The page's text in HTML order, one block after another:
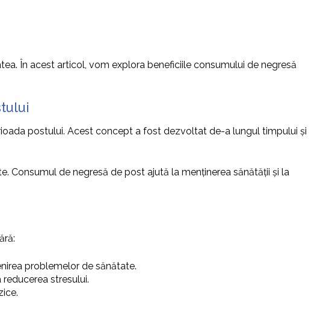
În acest articol, vom explora beneficiile consumului de negresă
postului. Acest concept a fost dezvoltat de-a lungul timpului și
Consumul de negresă de post ajută la menținerea sănătății și la
problemelor de sănătate.
stresului.